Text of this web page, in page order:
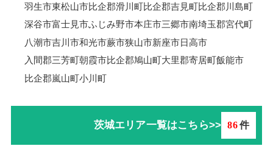
羽生市東松山市比企郡滑川町比企郡吉見町比企郡川島町
深谷市富士見市ふじみ野市本庄市三郷市南埼玉郡宮代町
八潮市吉川市和光市蕨市狭山市新座市日高市
入間郡三芳町朝霞市比企郡鳩山町大里郡寄居町飯能市
比企郡嵐山町小川町
茨城エリア一覧はこちら>> 86件